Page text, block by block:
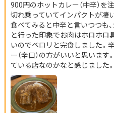
900円のホットカレー（中辛）を
切れ乗っていてインパクトが凄い
食べてみると中辛と言いつつも
と行った印象でお肉はホロホロ
いのでペロリと完食しました。
ー（辛口）の方がいいと思いま
ている店なのかなと感じました。